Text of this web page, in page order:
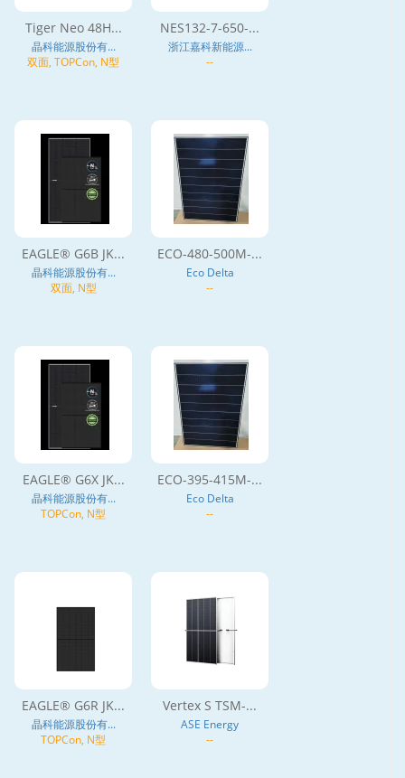
Tiger Neo 48H...
晶科能源股份有...
双面, TOPCon, N型
NES132-7-650-...
浙江嘉科新能源...
--
EAGLE® G6B JK...
晶科能源股份有...
双面, N型
ECO-480-500M-...
Eco Delta
--
EAGLE® G6X JK...
晶科能源股份有...
TOPCon, N型
ECO-395-415M-...
Eco Delta
--
EAGLE® G6R JK...
晶科能源股份有...
TOPCon, N型
Vertex S TSM-...
ASE Energy
--